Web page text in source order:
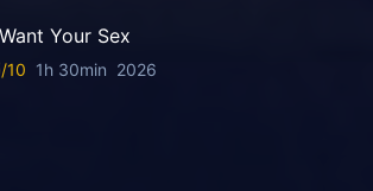
Your Sex
1h 30min 2026